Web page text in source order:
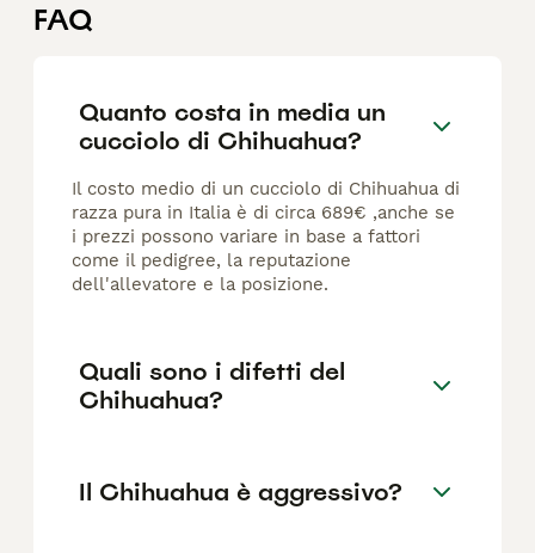
FAQ
Quanto costa in media un
cucciolo di Chihuahua?
Il costo medio di un cucciolo di Chihuahua di
razza pura in Italia è di circa 689€ ,anche se
i prezzi possono variare in base a fattori
come il pedigree, la reputazione
dell'allevatore e la posizione.
Quali sono i difetti del
Chihuahua?
Il Chihuahua è aggressivo?